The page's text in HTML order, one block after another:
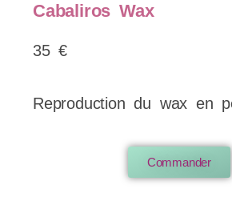
Cabaliros Wax
35 €
Reproduction du wax en
Commander